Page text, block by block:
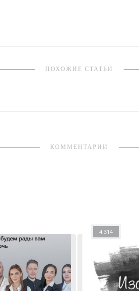
ПОХОЖИЕ СТАТЬИ
КОММЕНТАРИИ
4 314